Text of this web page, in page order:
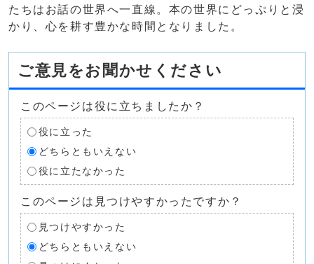
たちはお話の世界へ一直線。本の世界にどっぷりと浸
かり、心を耕す豊かな時間となりました。
ご意見をお聞かせください
このページは役に立ちましたか？
役に立った
どちらともいえない
役に立たなかった
このページは見つけやすかったですか？
見つけやすかった
どちらともいえない